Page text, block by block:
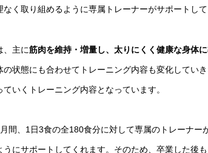
く取り組めるように専属トレーナーがサポートして
、主に筋肉を維持・増量し、太りにくく健康な身体に
の状態にも合わせてトレーニング内容も変化してい
いくトレーニング内容となっています。
間、1日3食の全180食分に対して専属のトレーナ
うにサポートしてくれます。そのため、卒業した後